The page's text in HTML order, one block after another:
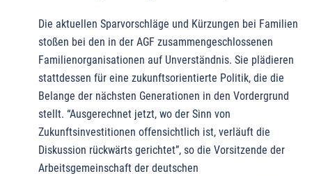
Die aktuellen Sparvorschläge und Kürzungen bei Familien
stoßen bei den in der AGF zusammengeschlossenen
Familienorganisationen auf Unverständnis. Sie plädieren
stattdessen für eine zukunftsorientierte Politik, die die
Belange der nächsten Generationen in den Vordergrund
stellt. “Ausgerechnet jetzt, wo der Sinn von
Zukunftsinvestitionen offensichtlich ist, verläuft die
Diskussion rückwärts gerichtet”, so die Vorsitzende der
Arbeitsgemeinschaft der deutschen